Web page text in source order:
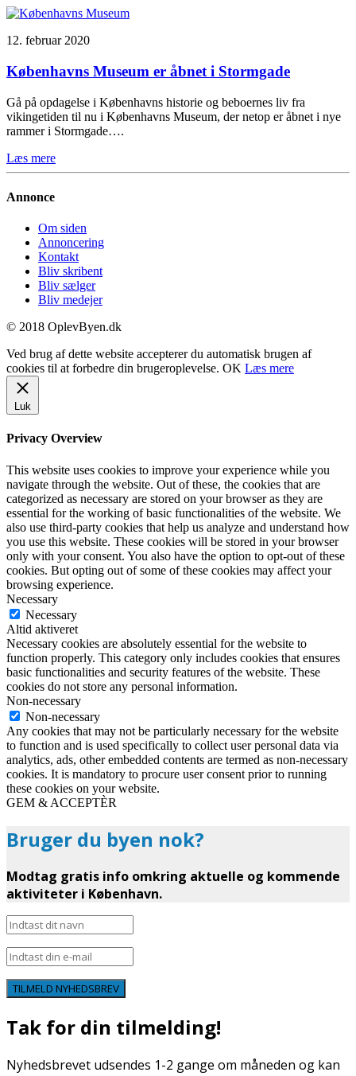
12. februar 2020
Københavns Museum er åbnet i Stormgade
Gå på opdagelse i Københavns historie og beboernes liv fra
vikingetiden til nu i Københavns Museum, der netop er åbnet i nye
rammer i Stormgade….
Læs mere
Annonce
Om siden
Annoncering
Kontakt
Bliv skribent
Bliv sælger
Bliv medejer
© 2018 OplevByen.dk
Ved brug af dette website accepterer du automatisk brugen af
cookies til at forbedre din brugeroplevelse. OK Læs mere
Luk
Privacy Overview
This website uses cookies to improve your experience while you
navigate through the website. Out of these, the cookies that are
categorized as necessary are stored on your browser as they are
essential for the working of basic functionalities of the website. We
also use third-party cookies that help us analyze and understand how
you use this website. These cookies will be stored in your browser
only with your consent. You also have the option to opt-out of these
cookies. But opting out of some of these cookies may affect your
browsing experience.
Necessary
Necessary
Altid aktiveret
Necessary cookies are absolutely essential for the website to
function properly. This category only includes cookies that ensures
basic functionalities and security features of the website. These
cookies do not store any personal information.
Non-necessary
Non-necessary
Any cookies that may not be particularly necessary for the website
to function and is used specifically to collect user personal data via
analytics, ads, other embedded contents are termed as non-necessary
cookies. It is mandatory to procure user consent prior to running
these cookies on your website.
GEM & ACCEPTÈR
Bruger du byen nok?
Modtag gratis info omkring aktuelle og kommende
aktiviteter i København.
TILMELD NYHEDSBREV
Tak for din tilmelding!
Nyhedsbrevet udsendes 1-2 gange om måneden og kan